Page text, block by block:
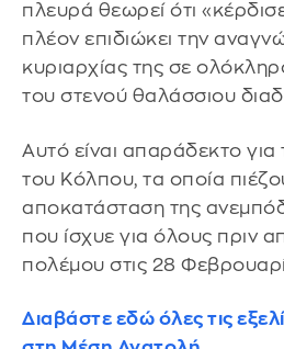
πλευρά θεωρεί ότι
πλέον επιδιώκει την
κυριαρχίας της σε
του στενού θαλάσσιου
Αυτό είναι απαράδεκτο
του Κόλπου, τα οποία
αποκατάσταση της
που ίσχυε για όλους πριν
πολέμου στις 28
Διαβάστε εδώ όλες τις